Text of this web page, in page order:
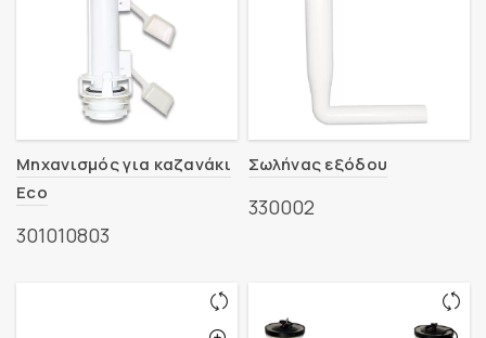
Μηχανισμός για καζανάκι
Eco
301010803
Σωλήνας εξόδου
330002